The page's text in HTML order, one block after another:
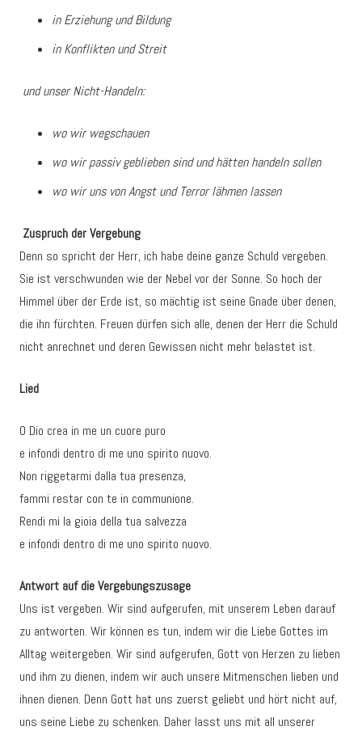
in Erziehung und Bildung
in Konflikten und Streit
und unser Nicht-Handeln:
wo wir wegschauen
wo wir passiv geblieben sind und hätten handeln sollen
wo wir uns von Angst und Terror lähmen lassen
Zuspruch der Vergebung
Denn so spricht der Herr, ich habe deine ganze Schuld vergeben.
Sie ist verschwunden wie der Nebel vor der Sonne. So hoch der
Himmel über der Erde ist, so mächtig ist seine Gnade über denen,
die ihn fürchten. Freuen dürfen sich alle, denen der Herr die Schuld
nicht anrechnet und deren Gewissen nicht mehr belastet ist.
Lied
O Dio crea in me un cuore puro
e infondi dentro di me uno spirito nuovo.
Non riggetarmi dalla tua presenza,
fammi restar con te in communione.
Rendi mi la gioia della tua salvezza
e infondi dentro di me uno spirito nuovo.
Antwort auf die Vergebungszusage
Uns ist vergeben. Wir sind aufgerufen, mit unserem Leben darauf
zu antworten. Wir können es tun, indem wir die Liebe Gottes im
Alltag weitergeben. Wir sind aufgerufen, Gott von Herzen zu lieben
und ihm zu dienen, indem wir auch unsere Mitmenschen lieben und
ihnen dienen. Denn Gott hat uns zuerst geliebt und hört nicht auf,
uns seine Liebe zu schenken. Daher lasst uns mit all unserer